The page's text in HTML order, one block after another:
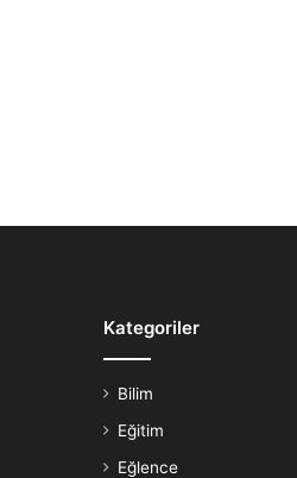
Kategoriler
Bilim
Eğitim
Eğlence